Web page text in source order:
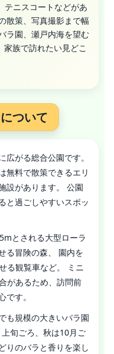
テニスコートなどがあ
散策、写真撮影まで幅
ラ園、瀬戸内海を望む
族で訪れたい見どこ
ついて
がる総合公園です。
無料で散策できるエリ
設があります。 公園
と過ごしやすいスポッ
とされる大型ローラ
る冒険の森、 園内を
る観覧車など。 ミニ
があるため、訪問前
す。
も規模の大きいバラ園
旬ごろ、秋は10月ご
りのバラと香りを楽し